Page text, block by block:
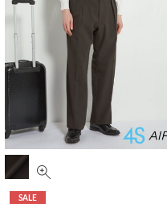
SALE